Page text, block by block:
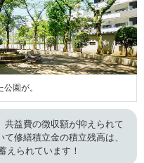
園が。
共益費の徴収額が抑えられて
修繕積立金の積立残高は、
えられています！